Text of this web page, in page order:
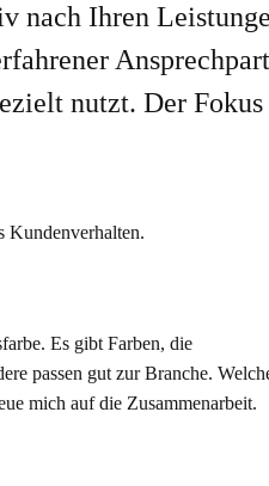
nach Ihren
nutzt. Der
Es gibt Farben, die
passen gut zur Branche.
mich auf die Zusammenarbeit.